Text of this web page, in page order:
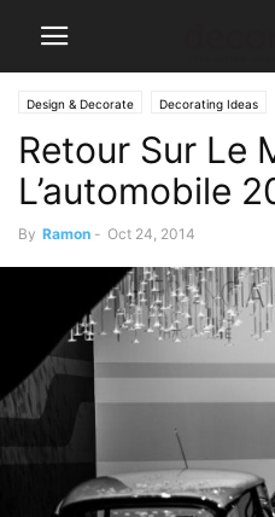
Design & Decorate Decorating Ideas
Retour Sur Le
L’automobile
By Ramon - Oct 24, 2014